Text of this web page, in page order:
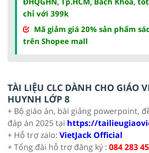
chỉ với 399k
Mã giảm giá 20% sản phẩm
trên Shopee mall
TÀI LIỆU CLC DÀNH CHO GIÁO
HUYNH LỚP 8
+ Bộ giáo án, bài giảng powerpoint,
đáp án 2025 tại https://
+ Hỗ trợ zalo: VietJack Official
+ Tổng đài hỗ trợ đăng ký : 084 283